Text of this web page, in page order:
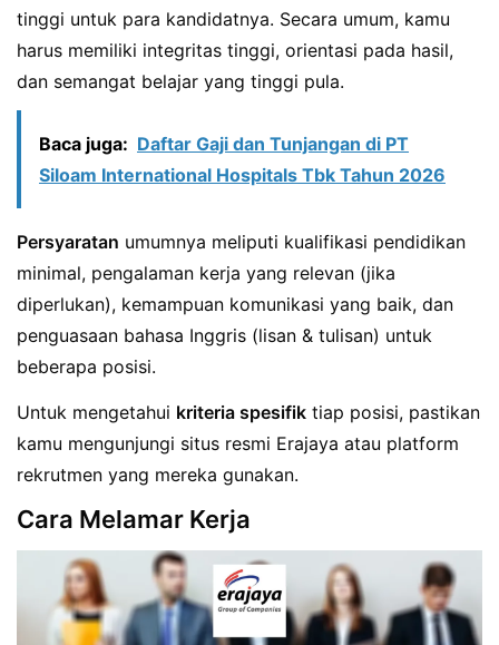
tinggi untuk para kandidatnya. Secara umum, kamu
harus memiliki integritas tinggi, orientasi pada hasil,
dan semangat belajar yang tinggi pula.
Baca juga: Daftar Gaji dan Tunjangan di PT
Siloam International Hospitals Tbk Tahun 2026
Persyaratan umumnya meliputi kualifikasi pendidikan
minimal, pengalaman kerja yang relevan (jika
diperlukan), kemampuan komunikasi yang baik, dan
penguasaan bahasa Inggris (lisan & tulisan) untuk
beberapa posisi.
Untuk mengetahui kriteria spesifik tiap posisi, pastikan
kamu mengunjungi situs resmi Erajaya atau platform
rekrutmen yang mereka gunakan.
Cara Melamar Kerja